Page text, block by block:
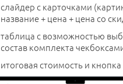
слайдер с карточками
название + цена + цена со
таблица с возможностью
состав комплекта
итоговая стоимость и кнопка